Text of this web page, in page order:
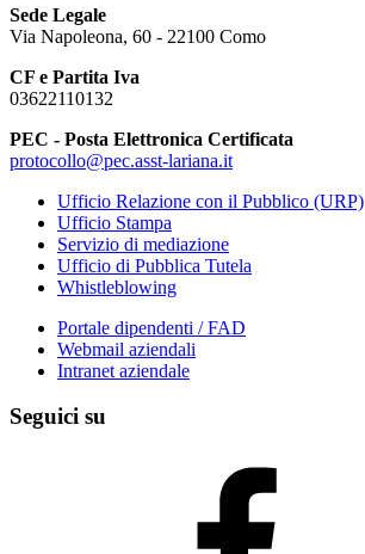
Sede Legale
Via Napoleona, 60 - 22100 Como
CF e Partita Iva
03622110132
PEC - Posta Elettronica Certificata
protocollo@pec.asst-lariana.it
Ufficio Relazione con il Pubblico (URP)
Ufficio Stampa
Servizio di mediazione
Ufficio di Pubblica Tutela
Whistleblowing
Portale dipendenti / FAD
Webmail aziendali
Intranet aziendale
Seguici su